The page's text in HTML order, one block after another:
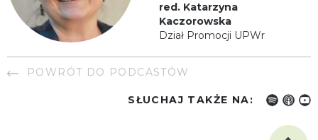
red. Katarzyna
Kaczorowska
Dział Promocji UPWr
POWRÓT DO PODCASTÓW
SŁUCHAJ TAKŻE NA: